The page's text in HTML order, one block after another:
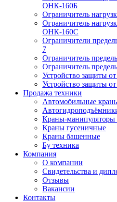
ОНК-160Б
Ограничитель
Ограничитель
ОНК-160С
Ограничители
7
Ограничитель
Ограничитель
Устройство защиты
Устройство защиты
Продажа техники
Автомобильные
Краны-
Краны гусеничные
Краны башенные
Бу техника
Компания
О компании
Свидетельства и
Отзывы
Вакансии
Контакты